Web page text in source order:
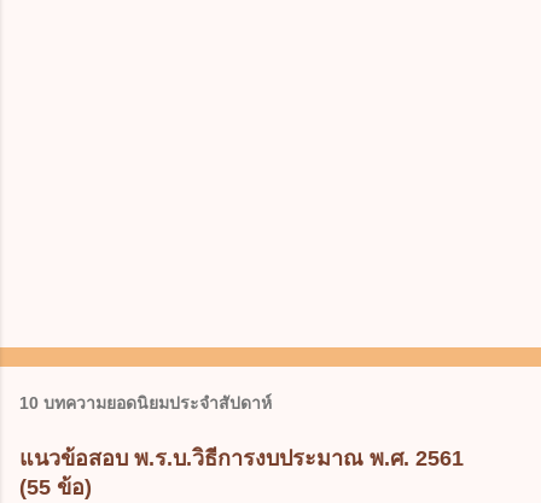
10 บทความยอดนิยมประจำสัปดาห์
แนวข้อสอบ พ.ร.บ.วิธีการงบประมาณ พ.ศ. 2561
(55 ข้อ)